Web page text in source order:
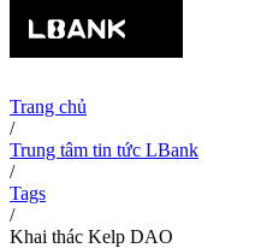
Trang chủ
/
Trung tâm tin tức LBank
/
Tags
/
Khai thác Kelp DAO